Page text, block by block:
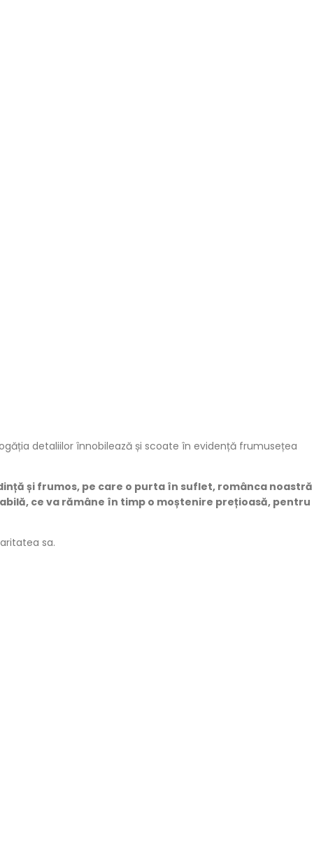
detaliilor înnobilează și scoate în evidență frumusețea
și frumos, pe care o purta în suflet, românca noastră
ce va rămâne în timp o moștenire prețioasă, pentru
sa.